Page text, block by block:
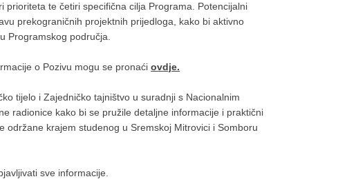
prioriteta te četiri specifična cilja Programa. Potencijalni
prekograničnih projektnih prijedloga, kako bi aktivno
Programskog područja.
o Pozivu mogu se pronaćiovdje.
tijelo i Zajedničko tajništvo u suradnji s Nacionalnim
radionice kako bi se pružile detaljne informacije i praktični
krajem studenog u Sremskoj Mitrovici i Somboru
​​sve informacije.